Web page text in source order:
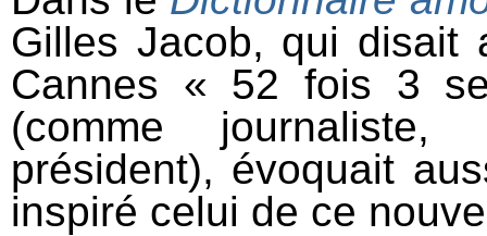
Gilles Jacob, qui disait
Cannes « 52 fois 3
(comme journaliste,
président), évoquait
inspiré celui de ce